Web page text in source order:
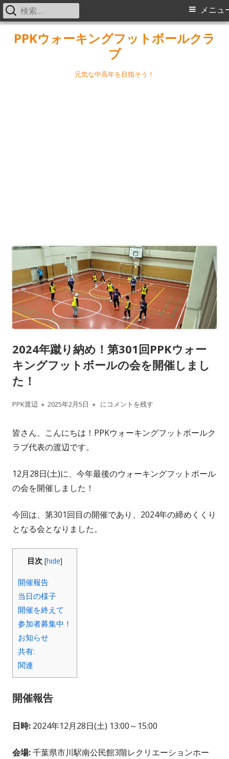
PPKウォーキングフットボールクラ
ブ
元気な中高年を目指そう！
メ
メニュ
検
索:
2024年蹴り納め！第301回PPKウォー
キングフットボールの会を開催しまし
た！
作
PPK渡辺
公
2025年2月5日 2024年蹴り納め！第301回PPKウォーキン
にコメントを残す
皆さん、こんにちは！PPKウォーキングフットボールク
ラブ代表の渡辺です。
12月28日(土)に、今年最後のウォーキングフットボール
の会を開催しました！
今回は、第301回目の開催であり、2024年の締めくくり
となる会となりました。
目次 [hide]
開催報告
当日の様子
開催を終えて
参加者募集中！
お知らせ
共有:
関連
開催報告
日時: 2024年12月28日(土) 13:00～15:00
会場:千葉県市川駅南公民館3階レクリエーションホー